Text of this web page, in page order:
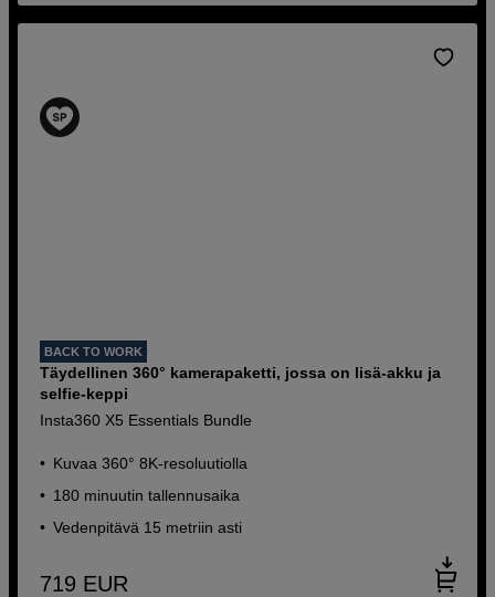
BACK TO WORK
Täydellinen 360° kamerapaketti, jossa on lisä-akku ja
selfie-keppi
Insta360 X5 Essentials Bundle
Kuvaa 360° 8K-resoluutiolla
180 minuutin tallennusaika
Vedenpitävä 15 metriin asti
719 EUR